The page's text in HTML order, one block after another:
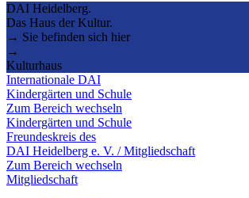
DAI Heidelberg.
Das Haus der Kultur.
→ Sie befinden sich hier
→
Kulturhaus
Internationale DAI
Kindergärten und Schule
Zum Bereich wechseln
Kindergärten und Schule
Freundeskreis des
DAI Heidelberg e. V. / Mitgliedschaft
Zum Bereich wechseln
Mitgliedschaft